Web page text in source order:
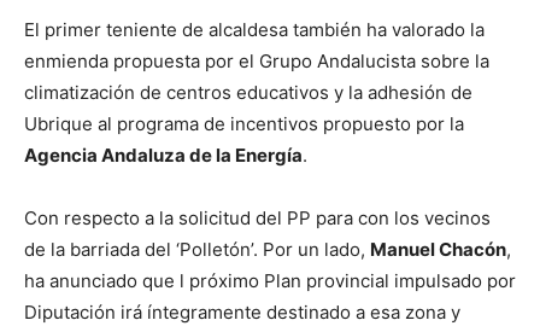
o
r
d
e
a
d
i
o
El primer teniente de alcaldesa también ha valorado la
enmienda propuesta por el Grupo Andalucista sobre la
climatización de centros educativos y la adhesión de
Ubrique al programa de incentivos propuesto por la
Agencia Andaluza de la Energía.
Con respecto a la solicitud del PP para con los vecinos
de la barriada del ‘Polletón’. Por un lado, Manuel Chacón,
ha anunciado que l próximo Plan provincial impulsado por
Diputación irá íntegramente destinado a esa zona y